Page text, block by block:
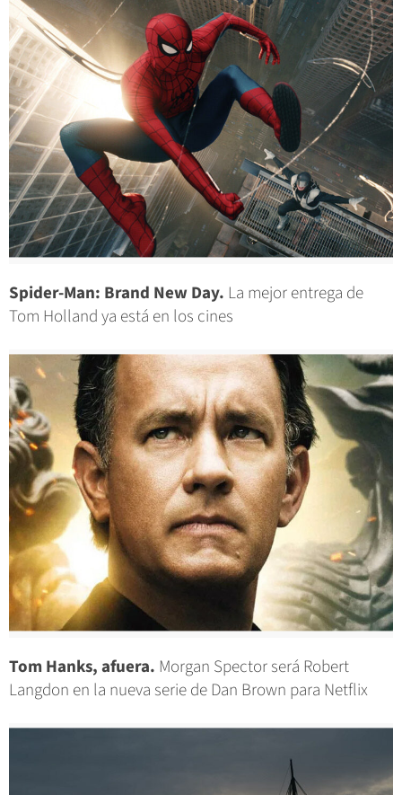
Spider-Man: Brand New Day. La mejor entrega de
Tom Holland ya está en los cines
Tom Hanks, afuera. Morgan Spector será Robert
Langdon en la nueva serie de Dan Brown para Netflix